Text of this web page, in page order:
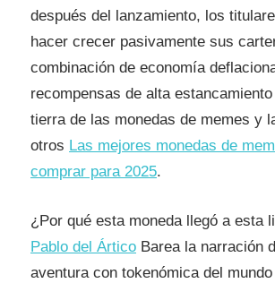
después del lanzamiento, los
hacer crecer pasivamente sus
combinación de economía
recompensas de alta
tierra de las monedas de memes y
otros Las mejores monedas de
comprar para 2025.
¿Por qué esta moneda llegó a esta
Pablo del Ártico Barea la narración
aventura con tokenómica del